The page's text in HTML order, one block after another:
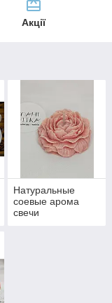
Акції
Натуральные
соевые арома
свечи